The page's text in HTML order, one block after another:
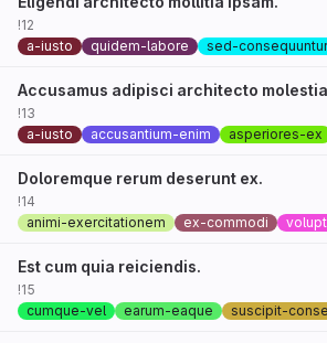
!12
a-iusto
quidem-labore sed-consequuntur
Accusamus adipisci architecto
!13
a-iusto
accusantium-enim asperiores-ex
Doloremque rerum deserunt ex.
!14
animi-exercitationem
ex-commodi
Est cum quia reiciendis.
!15
cumque-vel
earum-eaque suscipit-